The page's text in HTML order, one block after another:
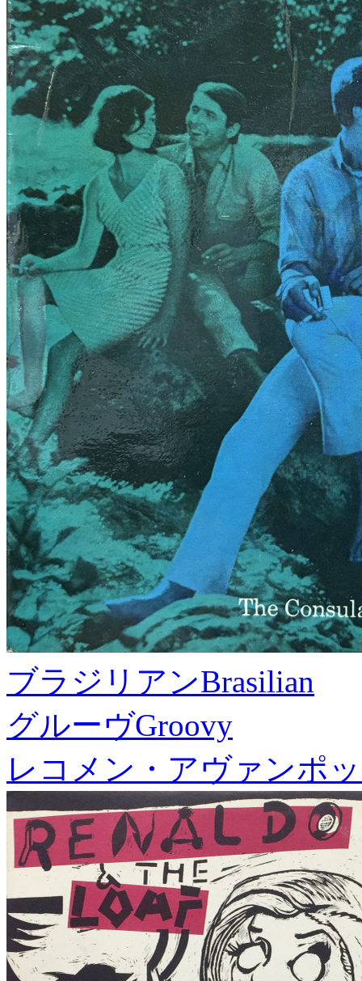
ブラジリアンBrasilian
グルーヴGroovy
レコメン・アヴァンポ